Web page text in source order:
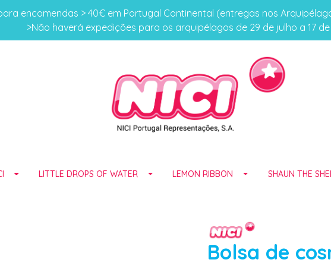
encomendas > 40€ em Portugal Continental (entregas nos
>Não haverá expedições para os arquipélagos de 29 de julho a 17
LITTLE DROPS OF WATER LEMON RIBBON SHAUN THE
Bolsa de